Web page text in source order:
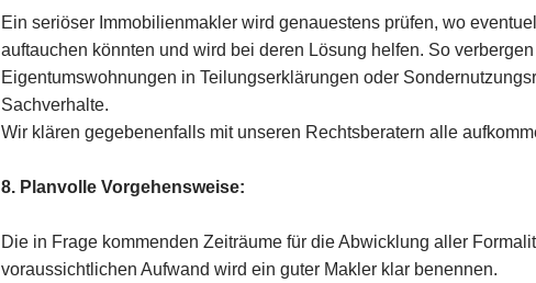
Ein seriöser Immobilienmakler wird genauestens prüfen, wo
auftauchen könnten und wird bei deren Lösung helfen. So
Eigentumswohnungen in Teilungserklärungen oder
Sachverhalte.
Wir klären gegebenenfalls mit unseren Rechtsberatern alle
8. Planvolle Vorgehensweise:
Die in Frage kommenden Zeiträume für die Abwicklung aller
voraussichtlichen Aufwand wird ein guter Makler klar benennen.